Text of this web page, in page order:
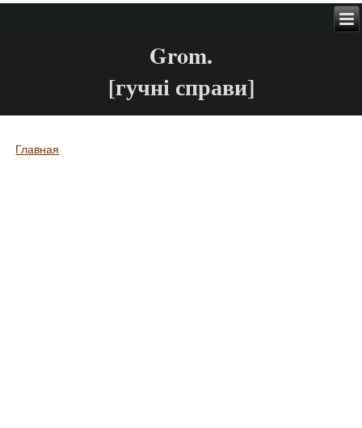
Grom.
[гучні справи]
Вы здесь
Главная